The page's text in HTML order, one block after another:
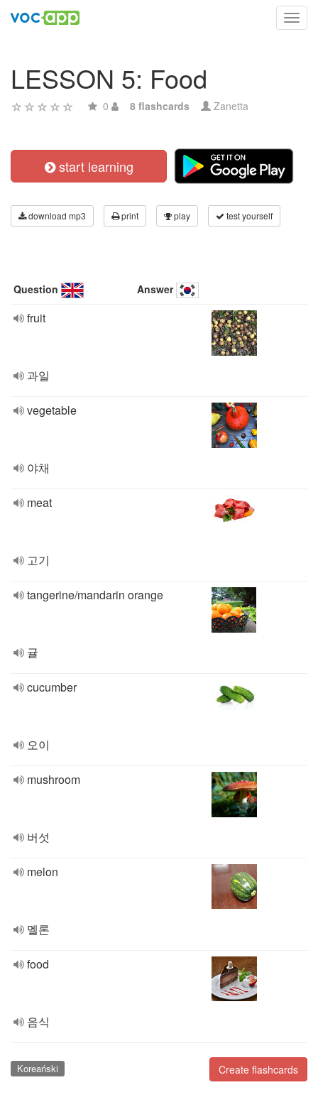
LESSON 5: Food
0 8 flashcards Zanetta
start learning
download mp3 print play test yourself
Question Answer
fruit
과일
vegetable
야채
meat
고기
tangerine/mandarin orange
귤
cucumber
오이
mushroom
버섯
melon
멜론
food
음식
Create flashcards
Koreański